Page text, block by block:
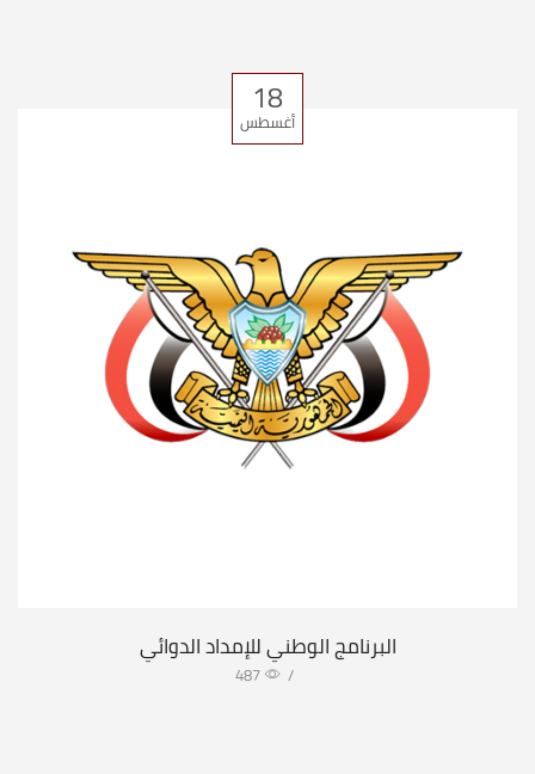
18
أغسطس
البرنامج الوطني للإمداد الدوائي
/
487